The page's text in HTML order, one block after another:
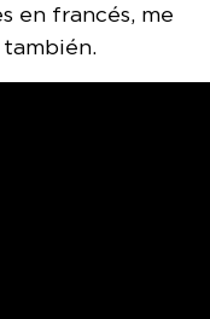
en francés, me
también.